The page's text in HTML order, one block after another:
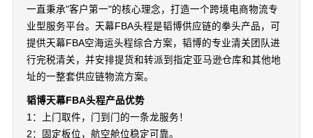
一直秉承"客户第一"的核心理念，打造一个跨境电商物流专
业型服务平台。天幕FBA头程是韬博供应链的拳头产品，可
提供天幕FBA空海运头程综合方案，韬博的专业清关团队进
行完税清关，并安排提货和转派到指定亚马逊仓库和其他地
址的一整套供应链物流方案。
韬博天幕FBA头程产品优势
1：上门取件，门到门的一条龙服务！
2：固定板位，航空舱位稳定可靠。